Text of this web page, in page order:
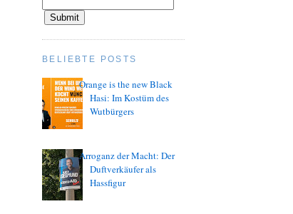
BELIEBTE POSTS
Orange is the new Black
Hasi: Im Kostüm des
Wutbürgers
Arroganz der Macht: Der
Duftverkäufer als
Hassfigur